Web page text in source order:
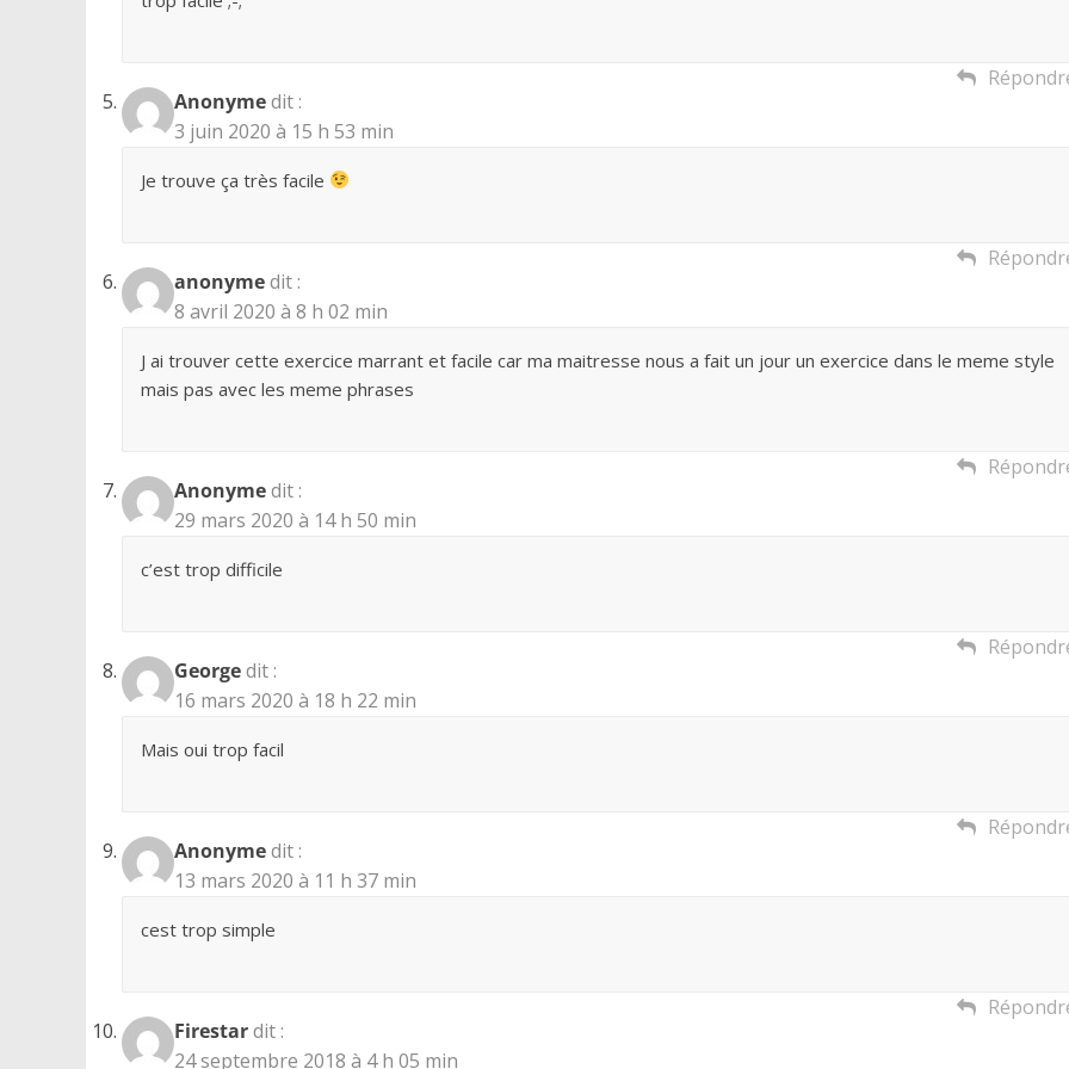
Anonymedit :
3 juin 2020 à 15 h 53 min
Je trouve ça très facile
anonymedit :
8 avril 2020 à 8 h 02 min
J ai trouver cette exercice marrant et facile car ma maitresse nous a fait un jour un exercice dans le meme style
mais pas avec les meme phrases
Anonymedit :
29 mars 2020 à 14 h 50 min
c’est trop difficile
Georgedit :
16 mars 2020 à 18 h 22 min
Mais oui trop facil
Anonymedit :
13 mars 2020 à 11 h 37 min
cest trop simple
Firestardit :
24 septembre 2018 à 4 h 05 min